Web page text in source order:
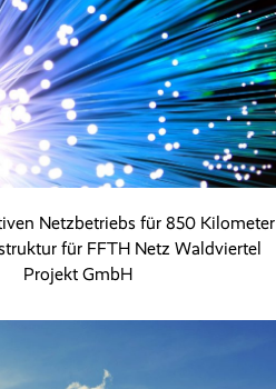
Netzbetriebs für 850 Kilometer
für FFTH Netz Waldviertel
Projekt GmbH